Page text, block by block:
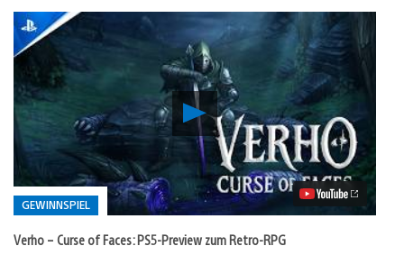
Verho
–
Curse
of
Faces:
PS5-
Preview
zum
Retro-
GEWINNSPIEL
Verho – Curse of Faces: PS5-Preview zum Retro-RPG